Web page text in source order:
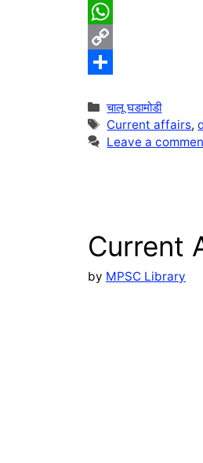
T
e
g
r
W
h
t
s
C
p
y
k
h
a
Categories
चालू घडामोडी
Tags
Current affairs,
Leave a
Current
by MPSC Library